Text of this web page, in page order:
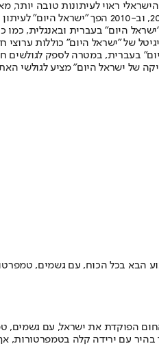
ראוי לעיתונות טובה יותר,
תשלום. המהדורה המודפסת הראשונה
של "ישראל היום" כוללות
היום" בעברית, במטרה לספק
של ישראל היום" מציע לגולשי
הבא בכל הכוח, עם גשמים,
הפוקדת את ישראל, עם גשמים,
בהיר עם ירידה קלה בטמפרטורות,